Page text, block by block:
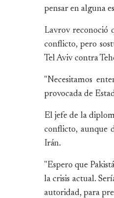
pensar en alguna
Lavrov reconoció
conflicto, pero
Tel Aviv contra
"Necesitamos
provocada de
El jefe de la
conflicto, aunque
Irán.
"Espero que
la crisis actual.
autoridad, para